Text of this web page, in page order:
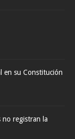
en su Constitución
no registran la